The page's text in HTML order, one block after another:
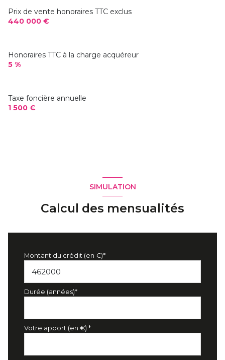
Prix de vente honoraires TTC exclus
440 000 €
Honoraires TTC à la charge acquéreur
5 %
Taxe foncière annuelle
1 500 €
SIMULATION
Calcul des mensualités
Montant du crédit (en €)*
Durée (années)*
Votre apport (en €) *